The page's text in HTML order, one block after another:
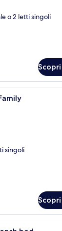
o 2 letti singoli
Una
singoli
Una